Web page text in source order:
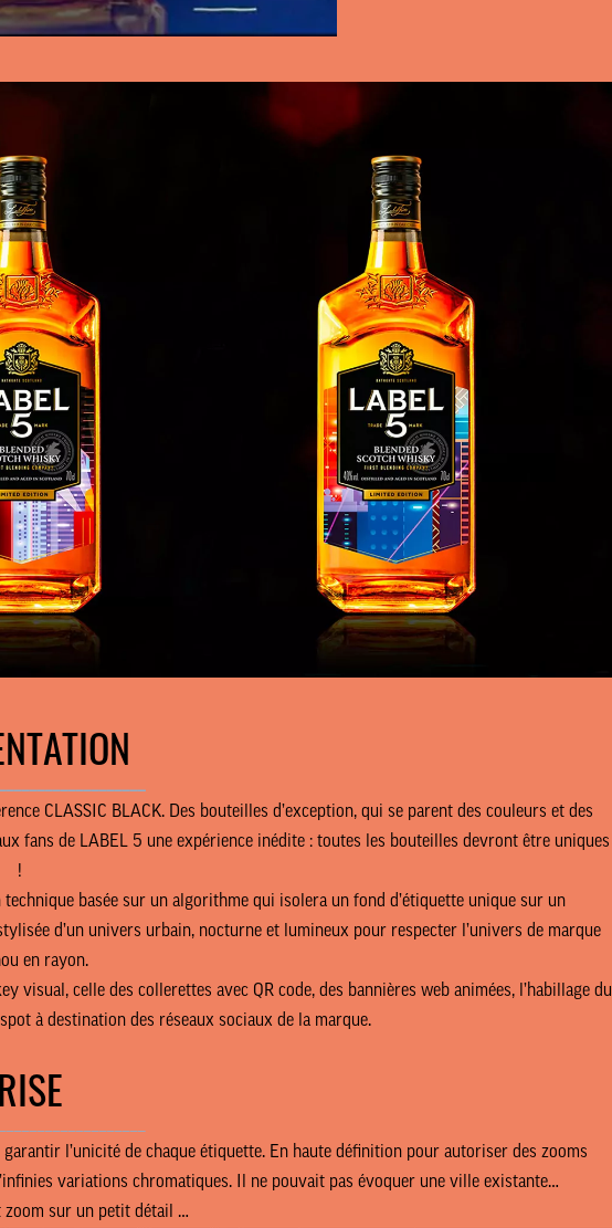
CLASSIC BLACK. Des bouteilles d’exception, qui se parent des couleurs et des
fans de LABEL 5 une expérience inédite : toutes les bouteilles devront être uniques
!
basée sur un algorithme qui isolera un fond d’étiquette unique sur un
d’un univers urbain, nocturne et lumineux pour respecter l’univers de marque
en rayon.
visual, celle des collerettes avec QR code, des bannières web animées, l’habillage du
à destination des réseaux sociaux de la marque.
l’unicité de chaque étiquette. En haute définition pour autoriser des zooms
variations chromatiques. Il ne pouvait pas évoquer une ville existante…
zoom sur un petit détail …